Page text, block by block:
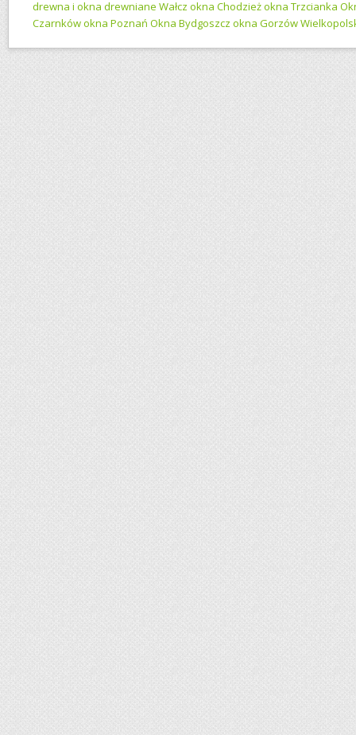
drewna i okna drewniane Wałcz okna Chodzież okna Trzcianka
Czarnków okna Poznań Okna Bydgoszcz okna Gorzów